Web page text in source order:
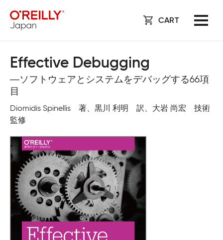
CART
Effective Debugging
―ソフトウェアとシステムをデバッグする66項
目
Diomidis Spinellis 著、黒川 利明 訳、大岩 尚宏 技術
監修